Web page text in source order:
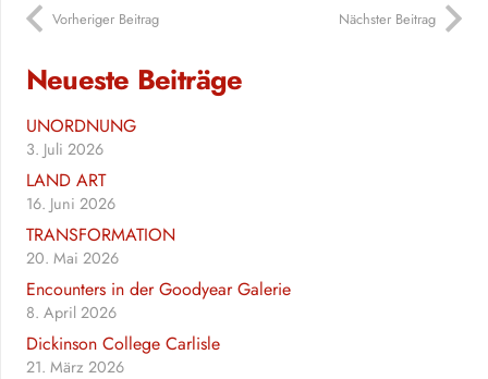
Vorheriger Beitrag Nächster Beitrag
Neueste Beiträge
UNORDNUNG
3. Juli 2026
LAND ART
16. Juni 2026
TRANSFORMATION
20. Mai 2026
Encounters in der Goodyear Galerie
8. April 2026
Dickinson College Carlisle
21. März 2026